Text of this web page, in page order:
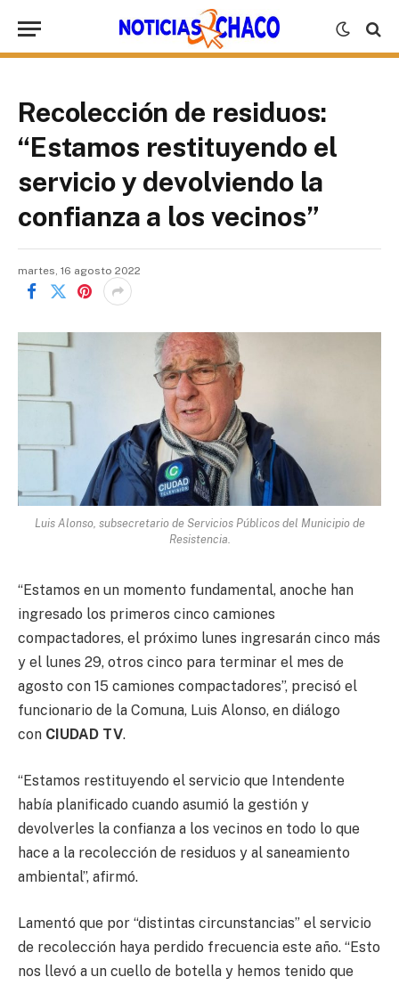
Recolección de residuos:
“Estamos restituyendo el
servicio y devolviendo la
confianza a los vecinos”
martes, 16 agosto 2022
Luis Alonso, subsecretario de Servicios Públicos del Municipio de
Resistencia.
“Estamos en un momento fundamental, anoche han
ingresado los primeros cinco camiones
compactadores, el próximo lunes ingresarán cinco más
y el lunes 29, otros cinco para terminar el mes de
agosto con 15 camiones compactadores”, precisó el
funcionario de la Comuna, Luis Alonso, en diálogo
con CIUDAD TV.
“Estamos restituyendo el servicio que Intendente
había planificado cuando asumió la gestión y
devolverles la confianza a los vecinos en todo lo que
hace a la recolección de residuos y al saneamiento
ambiental”, afirmó.
Lamentó que por “distintas circunstancias” el servicio
de recolección haya perdido frecuencia este año. “Esto
nos llevó a un cuello de botella y hemos tenido que